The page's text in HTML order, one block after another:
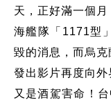
天，正好滿一個
海艦隊「1171型
毀的消息，而烏
發出影片再度向外
又是酒駕害命！